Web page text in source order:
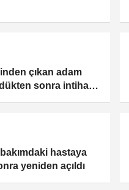
çıkan adam
sonra intihar
hastaya
yeniden açıldı